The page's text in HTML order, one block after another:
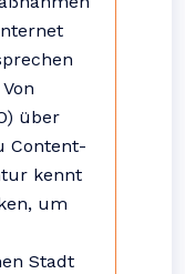
über
Content-
kennt
um
Stadt